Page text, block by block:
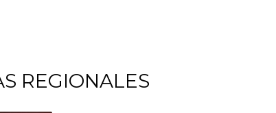
REGIONALES